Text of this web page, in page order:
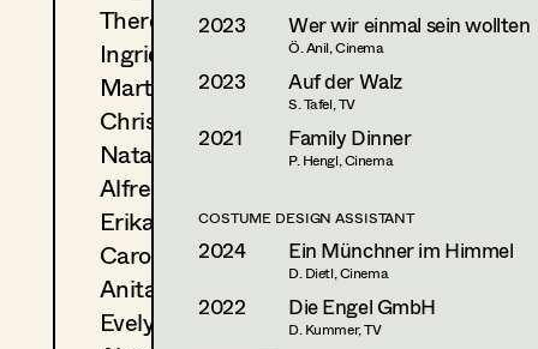
Theresa Kopf
Ingrid Leibezeder
Martina List
Christine Ludwig
Natascha Maraval
Alfred Mayerhofer
Erika Navas
Carola Pizzini
Anita Stoisits
Evelyn Maria Thell
2023 Wer wir einmal sein wollten
Ö. Anil, Cinema
2023 Auf der Walz
S. Tafel, TV
2021 Family Dinner
P. Hengl, Cinema
COSTUME DESIGN ASSISTANT
2024 Ein Münchner im Himmel
D. Dietl, Cinema
2022 Die Engel GmbH
D. Kummer, TV